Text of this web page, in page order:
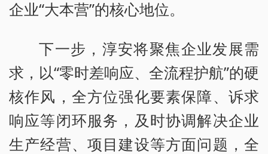
企业“大本营”的核心地位。
下一步，淳安将聚焦企业发展需
求，以“零时差响应、全流程护航”的硬
核作风，全方位强化要素保障、诉求
响应等闭环服务，及时协调解决企业
生产经营、项目建设等方面问题，全